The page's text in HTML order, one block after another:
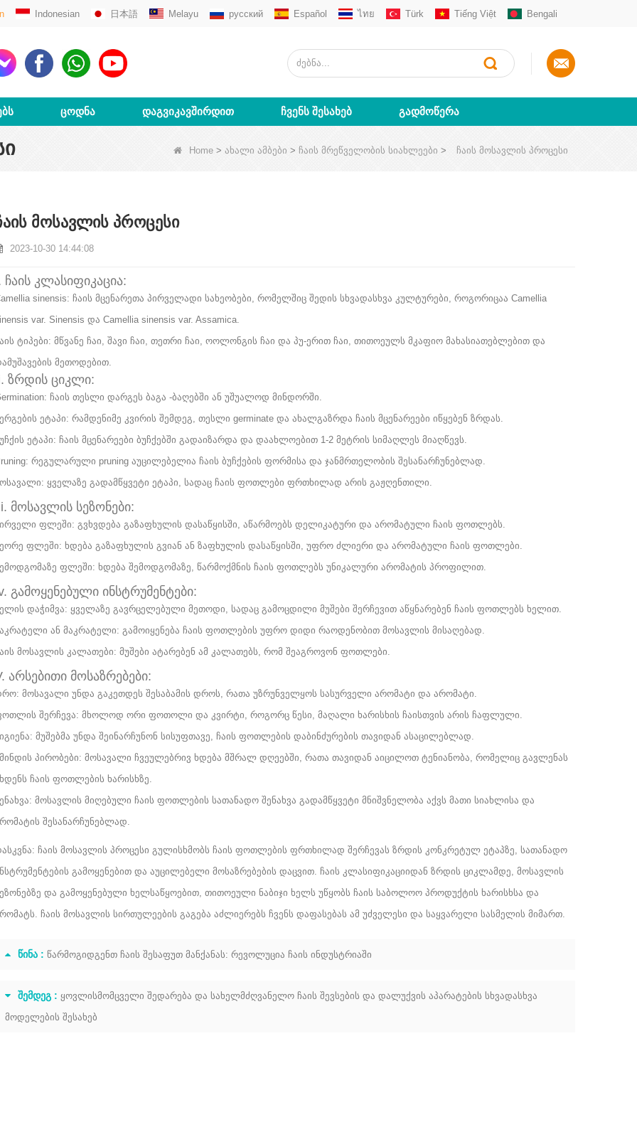
Indonesian 日本語 Melayu русский Español ไทย Türk Tiếng Việt Bengali
ᲪᲝᲓᲜᲐ ᲓᲐᲒᲕᲘᲙᲐᲕᲨᲘᲠᲓᲘᲗ ᲩᲕᲔᲜᲡ ᲨᲔᲡᲐᲮᲔᲑ ᲒᲐᲓᲛᲝᲬᲔᲠᲐ
Home > ახალი ამბები > ჩაის მრეწველობის სიახლეები > ჩაის მოსავლის პროცესი
მოსავლის პროცესი
2023-10-30 14:44:08
ჩაის კლასიფიკაცია:
sinensis: ჩაის მცენარეთა პირველადი სახეობები, რომელშიც შედის სხვადასხვა კულტურები, როგორიცაა Camellia
var. Sinensis და Camellia sinensis var. Assamica.
ტიპები: მწვანე ჩაი, შავი ჩაი, თეთრი ჩაი, ოოლონგის ჩაი და პუ-ერით ჩაი, თითოეულს მკაფიო მახასიათებლებით და
მეთოდებით.
ზრდის ციკლი:
ჩაის თესლი დარგეს ბაგა -ბაღებში ან უშუალოდ მინდორში.
ეტაპი: რამდენიმე კვირის შემდეგ, თესლი germinate და ახალგაზრდა ჩაის მცენარეები იწყებენ ზრდას.
ეტაპი: ჩაის მცენარეები ბუჩქებში გადაიზარდა და დაახლოებით 1-2 მეტრის სიმაღლეს მიაღწევს.
რეგულარული pruning აუცილებელია ჩაის ბუჩქების ფორმისა და ჯანმრთელობის შესანარჩუნებლად.
ყველაზე გადამწყვეტი ეტაპი, სადაც ჩაის ფოთლები ფრთხილად არის გაჟღენთილი.
მოსავლის სეზონები:
ფლეში: გვხვდება გაზაფხულის დასაწყისში, აწარმოებს დელიკატური და არომატული ჩაის ფოთლებს.
ფლეში: ხდება გაზაფხულის გვიან ან ზაფხულის დასაწყისში, უფრო ძლიერი და არომატული ჩაის ფოთლები.
ფლეში: ხდება შემოდგომაზე, წარმოქმნის ჩაის ფოთლებს უნიკალური არომატის პროფილით.
გამოყენებული ინსტრუმენტები:
დაჭიმვა: ყველაზე გავრცელებული მეთოდი, სადაც გამოცდილი მუშები შერჩევით აწყნარებენ ჩაის ფოთლებს ხელით.
ან მაკრატელი: გამოიყენება ჩაის ფოთლების უფრო დიდი რაოდენობით მოსავლის მისაღებად.
მოსავლის კალათები: მუშები ატარებენ ამ კალათებს, რომ შეაგროვონ ფოთლები.
არსებითი მოსაზრებები:
მოსავალი უნდა გაკეთდეს შესაბამის დროს, რათა უზრუნველყოს სასურველი არომატი და არომატი.
შერჩევა: მხოლოდ ორი ფოთოლი და კვირტი, როგორც წესი, მაღალი ხარისხის ჩაისთვის არის ჩაფლული.
მუშებმა უნდა შეინარჩუნონ სისუფთავე, ჩაის ფოთლების დაბინძურების თავიდან ასაცილებლად.
პირობები: მოსავალი ჩვეულებრივ ხდება მშრალ დღეებში, რათა თავიდან აიცილოთ ტენიანობა, რომელიც გავლენას
ჩაის ფოთლების ხარისხზე.
მოსავლის მიღებული ჩაის ფოთლების სათანადო შენახვა გადამწყვეტი მნიშვნელობა აქვს მათი სიახლისა და
შესანარჩუნებლად.
ჩაის მოსავლის პროცესი გულისხმობს ჩაის ფოთლების ფრთხილად შერჩევას ზრდის კონკრეტულ ეტაპზე, სათანადო
გამოყენებით და აუცილებელი მოსაზრებების დაცვით. ჩაის კლასიფიკაციიდან ზრდის ციკლამდე, მოსავლის
და გამოყენებული ხელსაწყოებით, თითოეული ნაბიჯი ხელს უწყობს ჩაის საბოლოო პროდუქტის ხარისხსა და
ჩაის მოსავლის სირთულეების გაგება აძლიერებს ჩვენს დაფასებას ამ უძველესი და საყვარელი სასმელის მიმართ.
ᲬᲘᲜᲐ : წარმოგიდგენთ ჩაის შესაფუთ მანქანას: რევოლუცია ჩაის ინდუსტრიაში
ᲨᲔᲛᲓᲔᲒ : ყოვლისმომცველი შედარება და სახელმძღვანელო ჩაის შევსების და დალუქვის აპარატების სხვადასხვა
მოდელების შესახებ